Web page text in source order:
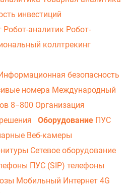
инвестиций
Робот-аналитик Робот-
коллтрекинг
Информационная безопасность
номера Международный
8−800 Организация
Оборудование ПУС
Веб-камеры
Сетевое оборудование
ПУС (SIP) телефоны
Мобильный Интернет 4G